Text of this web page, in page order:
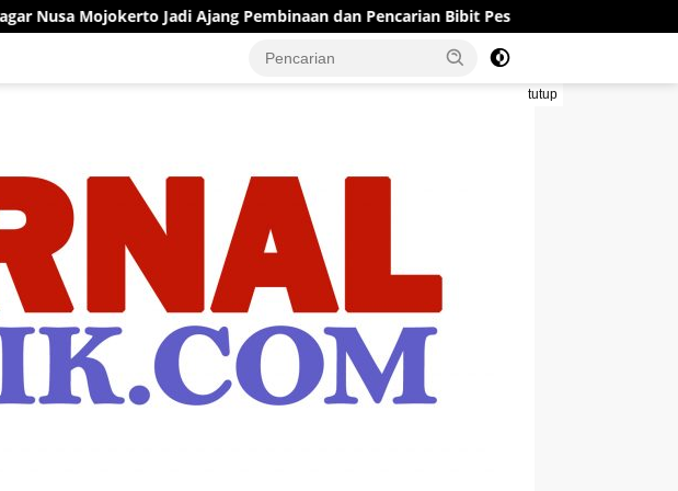
Jadi Ajang Pembinaan dan Pencarian Bibit Pesilat Muda Gerak Jalan Ngoro
tutup